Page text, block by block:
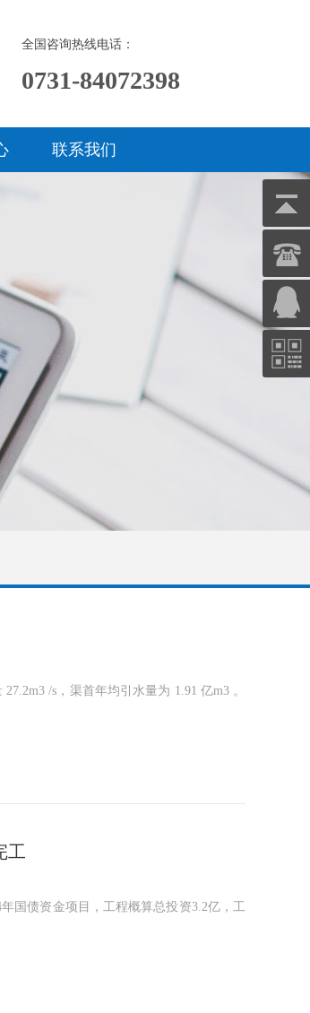
全国咨询热线电话：
0731-84072398
联系我们
/s，渠首年均引水量为 1.91 亿m3 。
工
国债资金项目，工程概算总投资3.2亿，工